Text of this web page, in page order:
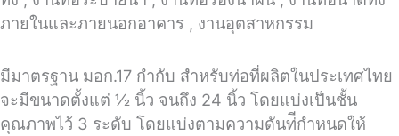
ภายในและภายนอกอาคาร , งานอุตสาหกรรม
มีมาตรฐาน มอก.17 กำกับ สำหรับท่อที่ผลิตในประเทศไทย
จะมีขนาดตั้งแต่ 1⁄2 นิ้ว จนถึง 24 นิ้ว โดยแบ่งเป็นชั้น
คุณภาพไว้ 3 ระดับ โดยแบ่งตามความดันท่ีกำหนดให้